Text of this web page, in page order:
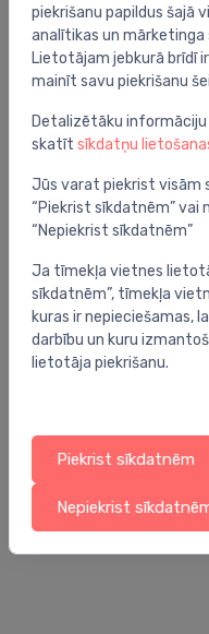
tualetes papīra un
Jums
tualetes birste
16.00 €
piekrišanu papildus
analītikas un
Lietotājam jebkurā brīdī
mainīt savu piekrišanu
Detalizētāku
skatīt sīkdatņu
Jūs varat piekrist visām
“Piekrist sīkdatnēm” vai
“Nepiekrist sīkdatnēm”
Ja tīmekļa vietnes
sīkdatnēm”, tīmekļa
kuras ir nepieciešamas,
darbību un kuru
lietotāja piekrišanu.
Piekrist sīkdatnēm
Nepiekrist